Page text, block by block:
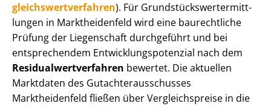
gleichs­wert­ver­fah­ren). Für Grund­stücks­wert­ermitt­
lun­gen in Marktheidenfeld wird eine baurechtliche
Prüfung der Liegenschaft durchgeführt und bei
entsprechendem Ent­wick­lungs­po­ten­zi­al nach dem
Re­si­du­al­wert­ver­fah­ren bewertet. Die aktuellen
Marktdaten des Gut­ach­ter­aus­schus­ses
Marktheidenfeld fließen über Ver­gleichs­prei­se in die